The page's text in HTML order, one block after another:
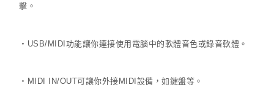
擊。
‧USB/MIDI功能讓你連接使用電腦中的軟體音色或錄音軟體。
‧MIDI IN/OUT可讓你外接MIDI設備，如鍵盤等。